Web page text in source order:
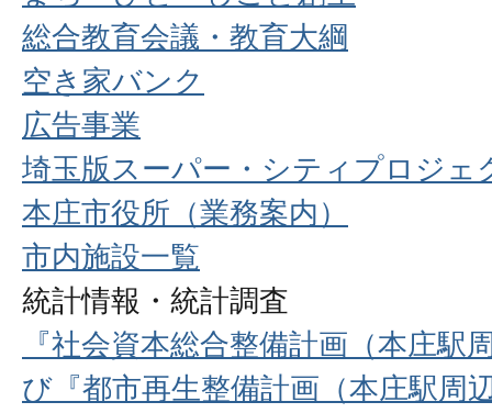
総合教育会議・教育大綱
空き家バンク
広告事業
埼玉版スーパー・シティプロジェ
本庄市役所（業務案内）
市内施設一覧
統計情報・統計調査
『社会資本総合整備計画（本庄駅
び『都市再生整備計画（本庄駅周